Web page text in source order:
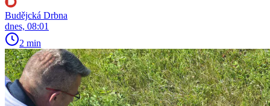
Budějcká Drbna
dnes, 08:01
2 min